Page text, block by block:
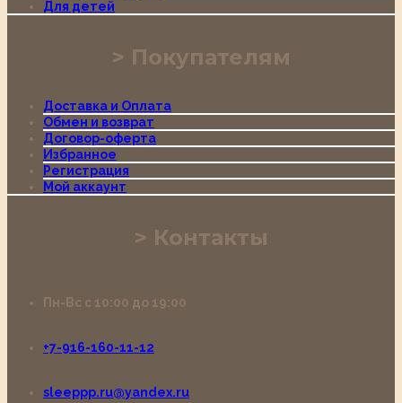
Для детей
Покупателям
Доставка и Оплата
Обмен и возврат
Договор-оферта
Избранное
Регистрация
Мой аккаунт
Контакты
Пн-Вс с 10:00 до 19:00
+7-916-160-11-12
sleeppp.ru@yandex.ru